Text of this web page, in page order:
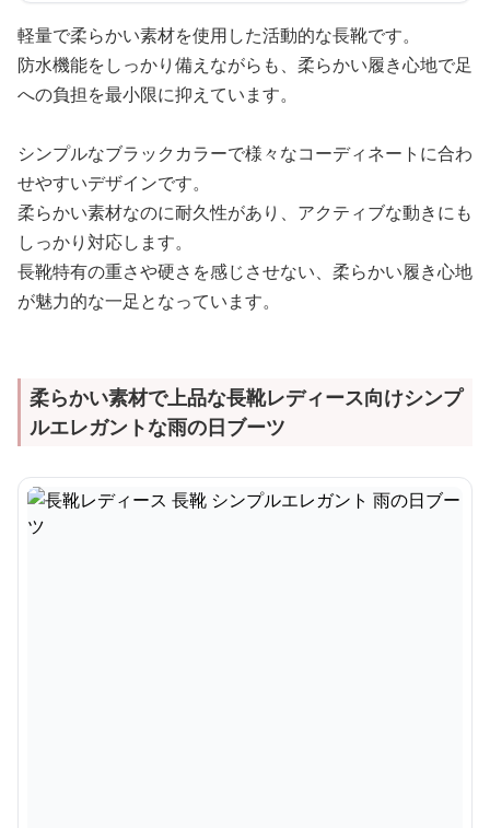
軽量で柔らかい素材を使用した活動的な長靴です。
防水機能をしっかり備えながらも、柔らかい履き心地で足
への負担を最小限に抑えています。
シンプルなブラックカラーで様々なコーディネートに合わ
せやすいデザインです。
柔らかい素材なのに耐久性があり、アクティブな動きにも
しっかり対応します。
長靴特有の重さや硬さを感じさせない、柔らかい履き心地
が魅力的な一足となっています。
柔らかい素材で上品な長靴レディース向けシンプ
ルエレガントな雨の日ブーツ